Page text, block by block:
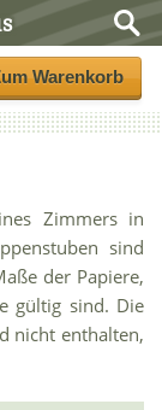
Warenkorb
Zimmers in
sind
der Papiere,
gültig sind. Die
nicht enthalten,